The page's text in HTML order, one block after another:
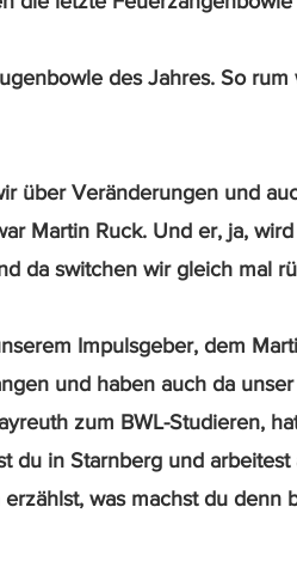
des Jahres. So
über Veränderungen und
Martin Ruck. Und er, ja,
da switchen wir gleich mal
Impulsgeber, dem
und haben auch da
zum BWL-Studieren,
du in Starnberg und
was machst du denn